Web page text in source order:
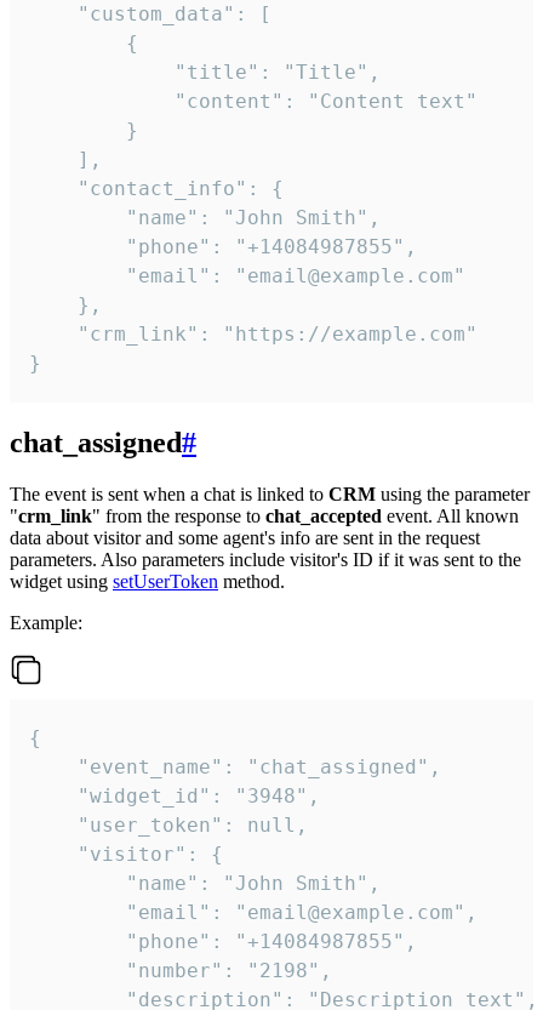
    "custom_data": [
        {
            "title": "Title",
            "content": "Content text"
        }
    ],
    "contact_info": {
        "name": "John Smith",
        "phone": "+14084987855",
        "email": "email@example.com"
    },
    "crm_link": "https://example.com"
}
chat_assigned#
The event is sent when a chat is linked to CRM using the parameter
"crm_link" from the response to chat_accepted event. All known
data about visitor and some agent's info are sent in the request
parameters. Also parameters include visitor's ID if it was sent to the
widget using setUserToken method.
Example:
{
    "event_name": "chat_assigned",
    "widget_id": "3948",
    "user_token": null,
    "visitor": {
        "name": "John Smith",
        "email": "email@example.com",
        "phone": "+14084987855",
        "number": "2198",
        "description": "Description text",